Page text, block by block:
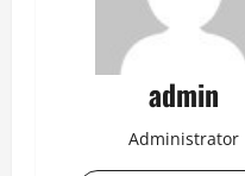
admin
Administrator